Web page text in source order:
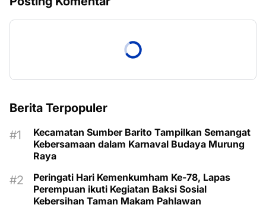
Berita Terpopuler
Kecamatan Sumber Barito Tampilkan Semangat
Kebersamaan dalam Karnaval Budaya Murung
Raya
Peringati Hari Kemenkumham Ke-78, Lapas
Perempuan ikuti Kegiatan Baksi Sosial
Kebersihan Taman Makam Pahlawan